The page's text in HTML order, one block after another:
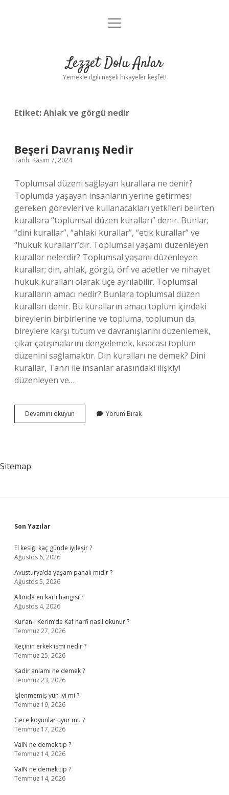
Anasayfa
Yasal Uyarı
menüyü
Lezzet Dolu Anlar
Yemekle ilgili neşeli hikayeler keşfet!
Etiket:Ahlak ve görgü nedir
Beşeri Davranış Nedir
Tarih: Kasım 7, 2024
Toplumsal düzeni sağlayan kurallara ne denir?
Toplumda yaşayan insanların yerine getirmesi
gereken görevleri ve kullanacakları yetkileri belirten
kurallara “toplumsal düzen kuralları” denir. Bunlar;
“dini kurallar”, “ahlaki kurallar”, “etik kurallar” ve
“hukuk kuralları”dır. Toplumsal yaşamı düzenleyen
kurallar nelerdir? Toplumsal yaşamı düzenleyen
kurallar; din, ahlak, görgü, örf ve adetler ve nihayet
hukuk kuralları olarak üçe ayrılabilir. Toplumsal
kuralların amacı nedir? Bunlara toplumsal düzen
kuralları denir. Bu kuralların amacı toplum içindeki
bireylerin birbirlerine ve topluma, toplumun da
bireylere karşı tutum ve davranışlarını düzenlemek,
çıkar çatışmalarını dengelemek, kısacası toplum
düzenini sağlamaktır. Din kuralları ne demek? Dini
kurallar, Tanrı ile insanlar arasındaki ilişkiyi
düzenleyen ve…
Devamını okuyun
Davranış
Yorum Bırak
Sitemap
Sidebar
Son Yazılar
El kesiği kaç günde iyileşir ?
Ağustos 6, 2026
Avusturya’da yaşam pahalı mıdır ?
Ağustos 5, 2026
Altında en karlı hangisi ?
Ağustos 4, 2026
Kur’an-ı Kerim’de Kaf harfi nasıl okunur ?
Temmuz 27, 2026
Keçinin erkek ismi nedir ?
Temmuz 25, 2026
Kadir anlamı ne demek ?
Temmuz 23, 2026
İşlenmemiş yün iyi mi ?
Temmuz 19, 2026
Gece koyunlar uyur mu ?
Temmuz 17, 2026
VaIN ne demek tıp ?
Temmuz 14, 2026
VaIN ne demek tıp ?
Temmuz 14, 2026